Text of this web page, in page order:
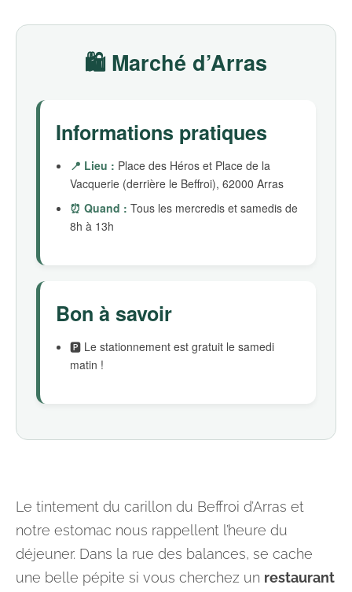
🛍️ Marché d’Arras
Informations pratiques
📍 Lieu : Place des Héros et Place de la
Vacquerie (derrière le Beffroi), 62000 Arras
⏰ Quand : Tous les mercredis et samedis de
8h à 13h
Bon à savoir
🅿️ Le stationnement est gratuit le samedi
matin !
Le tintement du carillon du Beffroi d’Arras et
notre estomac nous rappellent l’heure du
déjeuner. Dans la rue des balances, se cache
une belle pépite si vous cherchez un restaurant